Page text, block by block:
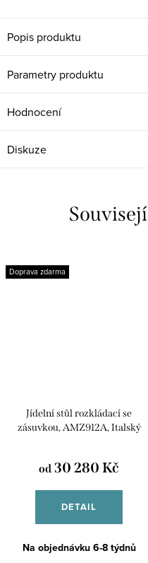
Popis produktu
Parametry produktu
Hodnocení
Diskuze
Doprava zdarma
Jídelní stůl rozkládací se
zásuvkou, AMZ912A, Italský
od 30 280 Kč
DETAIL
Na objednávku 6-8 týdnů